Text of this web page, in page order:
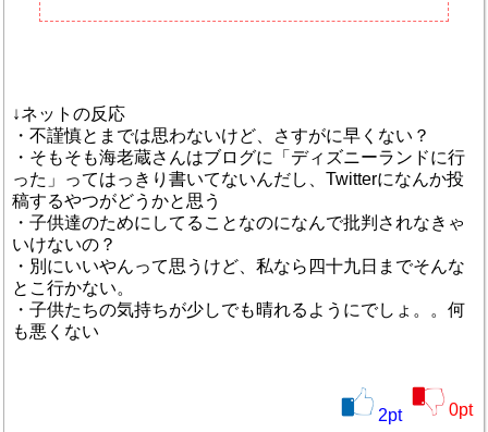
↓ネットの反応
・不謹慎とまでは思わないけど、さすがに早くない？
・そもそも海老蔵さんはブログに「ディズニーランドに行
った」ってはっきり書いてないんだし、Twitterになんか投
稿するやつがどうかと思う
・子供達のためにしてることなのになんで批判されなきゃ
いけないの？
・別にいいやんって思うけど、私なら四十九日までそんな
とこ行かない。
・子供たちの気持ちが少しでも晴れるようにでしょ。。何
も悪くない
2pt 0pt